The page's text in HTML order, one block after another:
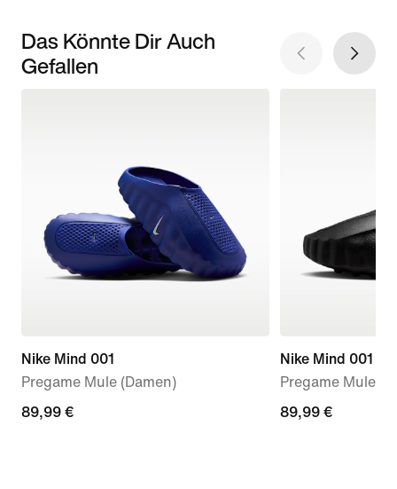
Das Könnte Dir Auch
Gefallen
Nike Mind 001
Pregame Mule (Damen)
89,99 €
89,99 €
Nike Mind 001
Pregame Mules
89,99 €
89,99 €